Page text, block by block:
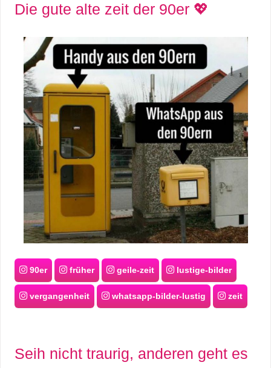
Die gute alte zeit der 90er 💖
90er früher geile-zeit lustige-bilder
vergangenheit whatsapp-bilder-lustig zeit
Seih nicht traurig, anderen geht es